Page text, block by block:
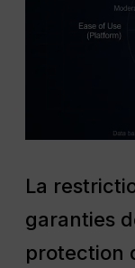
La
garanties
protection